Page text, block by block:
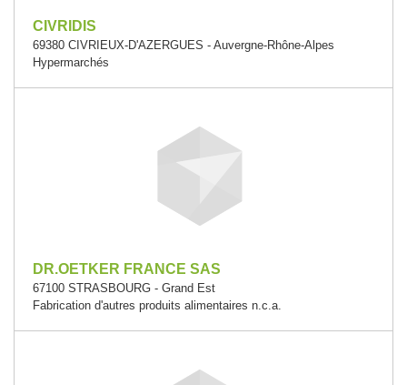
CIVRIDIS
69380 CIVRIEUX-D'AZERGUES - Auvergne-Rhône-Alpes
Hypermarchés
DR.OETKER FRANCE SAS
67100 STRASBOURG - Grand Est
Fabrication d'autres produits alimentaires n.c.a.